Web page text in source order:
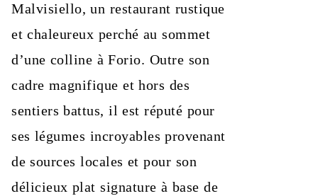
Malvisiello, un restaurant rustique
et chaleureux perché au sommet
d’une colline à Forio. Outre son
cadre magnifique et hors des
sentiers battus, il est réputé pour
ses légumes incroyables provenant
de sources locales et pour son
délicieux plat signature à base de